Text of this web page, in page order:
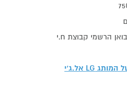
הרשמי קבוצת ח.י
המותג LG אל.ג'י